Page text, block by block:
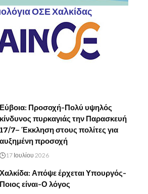
ΟΣΕ Χαλκίδας
Εύβοια: Προσοχή-Πολύ υψηλός
κίνδυνος πυρκαγιάς την Παρασκευή
17/7– Έκκληση στους πολίτες για
αυξημένη προσοχή
17 Ιουλίου 2026
Χαλκίδα: Απόψε έρχεται Υπουργός-
Ποιος είναι-Ο λόγος